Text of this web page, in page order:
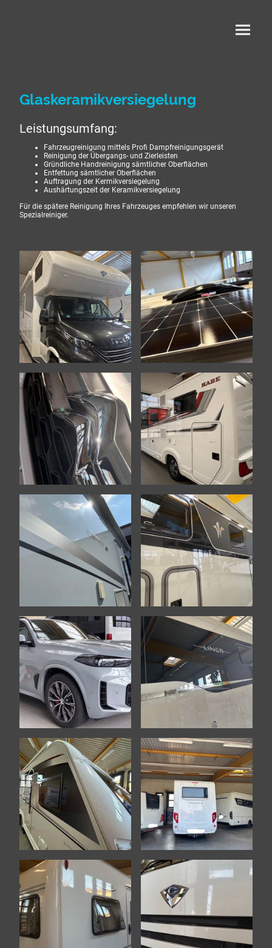
Glaskeramikversiegelung
Leistungsumfang:
Fahrzeugreinigung mittels Profi Dampfreinigungsgerät
Reinigung der Übergangs- und Zierleisten
Gründliche Handreinigung sämtlicher Oberflächen
Entfettung sämtlicher Oberflächen
Auftragung der Kermikversiegelung
Aushärtungszeit der Keramikversiegelung
Für die spätere Reinigung Ihres Fahrzeuges empfehlen wir unseren
Spezialreiniger.